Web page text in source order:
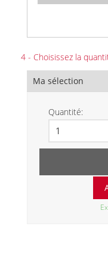
4 - Choisissez la
Ma sélection
Quantité: